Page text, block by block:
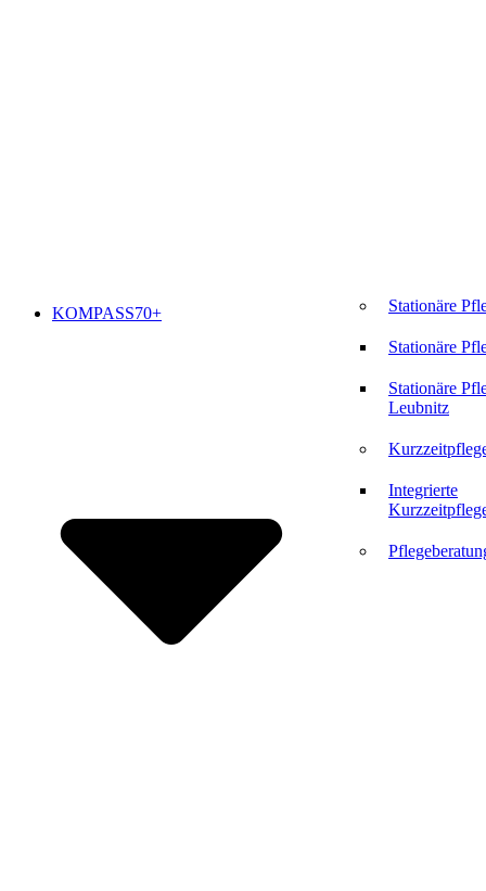
KOMPASS70+ Stationäre
Stationäre
Stationäre
Leubnitz
Integrierte